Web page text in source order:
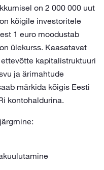
on 2 000 000 uut
kõigile investoritele
1 euro moodustab
ülekurss. Kaasatavat
kapitalistruktuuri
ja ärimahtude
märkida kõigis Eesti
kontohaldurina.